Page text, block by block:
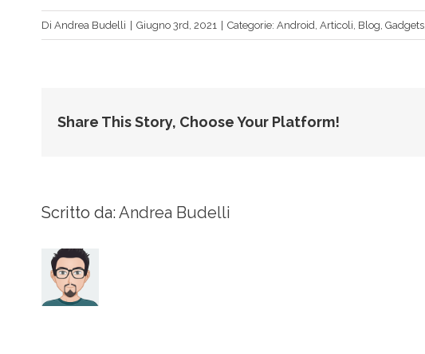
Di Andrea Budelli Giugno 3rd, 2021 Categorie: Android Articoli Blog Gadgets
Share This Story, Choose Your Platform!
Scritto da: Andrea Budelli